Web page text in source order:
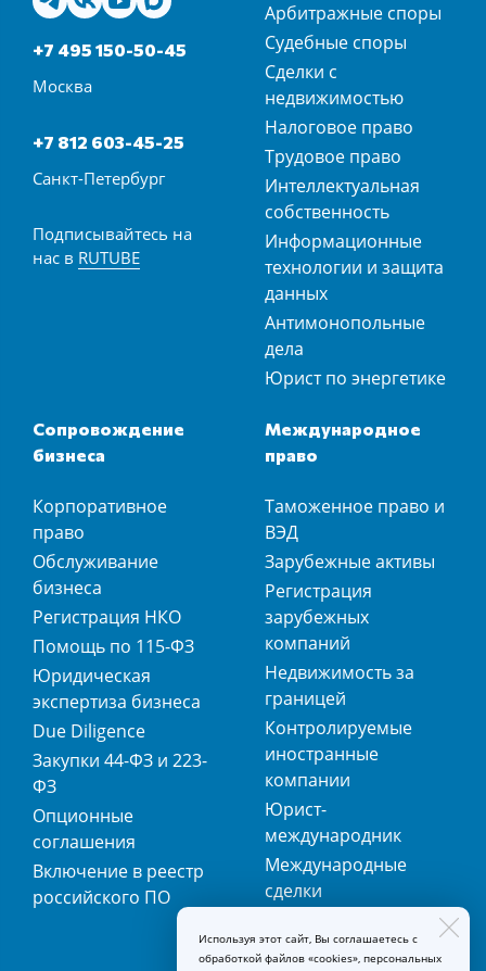
+7 495 150-50-45
Москва
+7 812 603-45-25
Санкт-Петербург
Подписывайтесь на
нас в RUTUBE
Арбитражные споры
Судебные споры
Сделки с
недвижимостью
Налоговое право
Трудовое право
Интеллектуальная
собственность
Информационные
технологии и защита
данных
Антимонопольные
дела
Юрист по энергетике
Сопровождение
бизнеса
Корпоративное
право
Обслуживание
бизнеса
Регистрация НКО
Помощь по 115-ФЗ
Юридическая
экспертиза бизнеса
Due Diligence
Закупки 44-ФЗ и 223-
ФЗ
Опционные
соглашения
Включение в реестр
российского ПО
Международное
право
Таможенное право и
ВЭД
Зарубежные активы
Регистрация
зарубежных
компаний
Недвижимость за
границей
Контролируемые
иностранные
компании
Юрист-
международник
Международные
сделки
регистрация
Используя этот сайт, Вы соглашаетесь с
обработкой файлов «cookies», персональных